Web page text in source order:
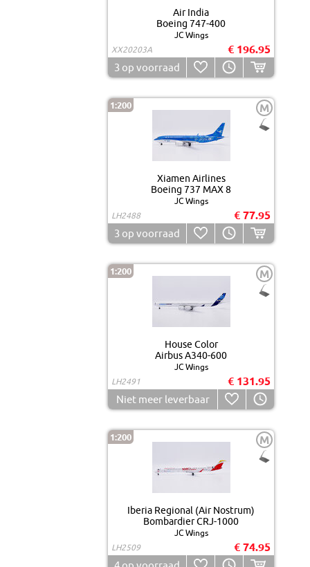
Air India
Boeing 747-400
JC Wings
XX20203A
€ 196.95
3 op voorraad
1:200 M
Xiamen Airlines
Boeing 737 MAX 8
JC Wings
LH2488
€ 77.95
3 op voorraad
1:200 M
House Color
Airbus A340-600
JC Wings
LH2491
€ 131.95
Niet meer leverbaar
1:200 M
Iberia Regional (Air Nostrum)
Bombardier CRJ-1000
JC Wings
LH2509
€ 74.95